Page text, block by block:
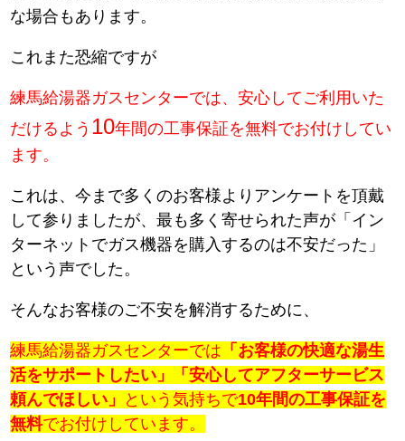
な場合もあります。
これまた恐縮ですが
練馬給湯器ガスセンターでは、安心してご利用いた
だけるよう 10年間の工事保証を無料でお付けしてい
ます。
これは、今まで多くのお客様よりアンケートを頂戴
して参りましたが、最も多く寄せられた声が「イン
ターネットでガス機器を購入するのは不安だった」
という声でした。
そんなお客様のご不安を解消するために、
練馬給湯器ガスセンターでは 「お客様の快適な湯生
活をサポートしたい」「安心してアフターサービス
頼んでほしい」
という気持ちで10年間の工事保証を
無料でお付けしています。